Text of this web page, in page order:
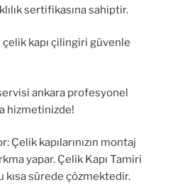
sertifikasına sahiptir.
çelik kapı çilingiri güvenle
ankara profesyonel
hizmetinizde!
Çelik kapılarınızın montaj
yapar. Çelik Kapı Tamiri
kısa sürede çözmektedir.